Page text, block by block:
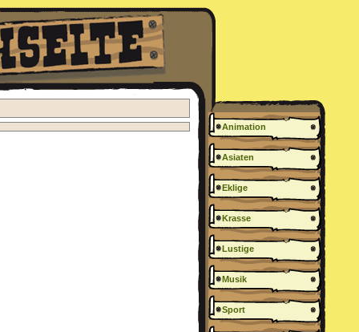
Animation
Asiaten
Eklige
Krasse
Lustige
Musik
Sport